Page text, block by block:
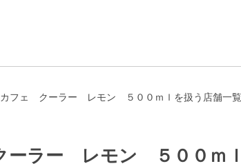
カフェ クーラー レモン ５００ｍｌを扱う店舗一覧
ラー レモン ５００ｍ